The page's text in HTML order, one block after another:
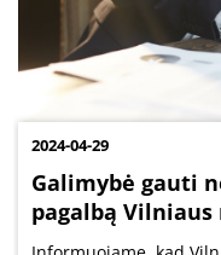
2024-04-29
Galimybė gauti
pagalbą